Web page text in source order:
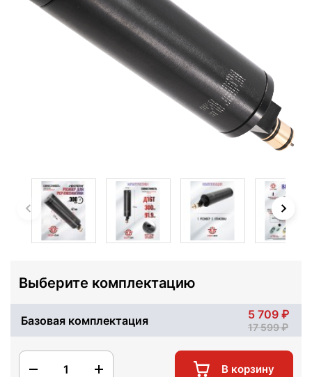
Выберите комплектацию
Базовая комплектация 5 709
17 599
1 В корзину